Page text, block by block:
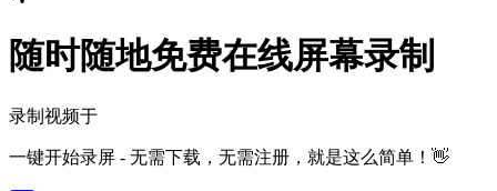
随时随地免费在线屏幕录制
录制视频于
一键开始录屏 - 无需下载，无需注册，就是这么简单！👋